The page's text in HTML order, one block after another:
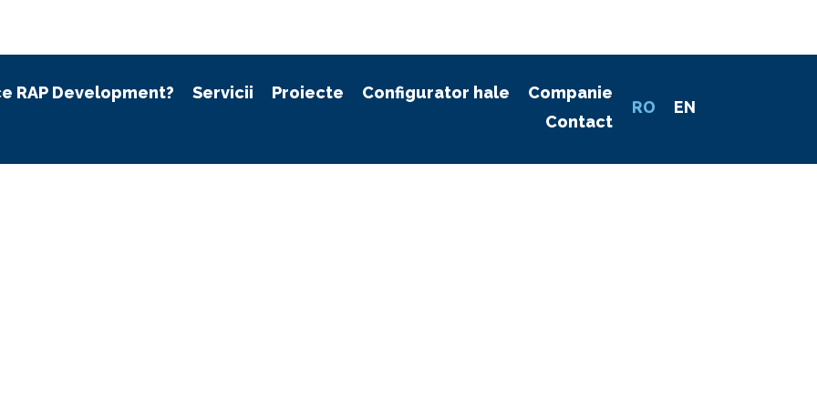
RAP Development? Servicii Proiecte Configurator hale
Companie
Contact
RO EN